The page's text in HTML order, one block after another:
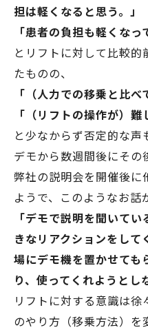
担は軽くなると思う。」
「患者の負担も軽くなっ
とリフトに対して比較
たものの、
「（人力での移乗と比べ
「（リフトの操作が）難
と少なからず否定的な声
デモから数週間後にその
弊社の説明会を開催後に
ようで、このようなお話
「デモで説明を聞いて
きなリアクションをして
場にデモ機を置かせても
り、使ってくれようとし
リフトに対する意識は
のやり方（移乗方法）